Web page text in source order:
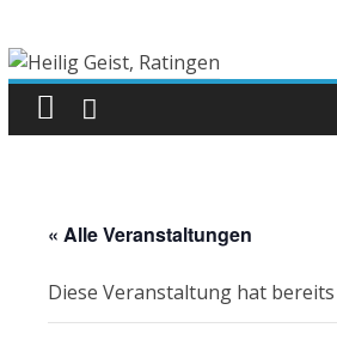
« Alle Veranstaltungen
Diese Veranstaltung hat